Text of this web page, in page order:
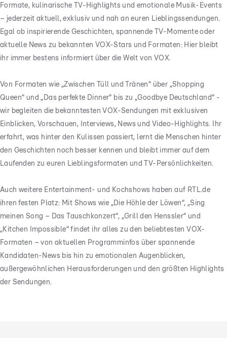
Formate, kulinarische TV-Highlights und emotionale Musik-Events
– jederzeit aktuell, exklusiv und nah an euren Lieblingssendungen.
Egal ob inspirierende Geschichten, spannende TV-Momente oder
aktuelle News zu bekannten VOX-Stars und Formaten: Hier bleibt
ihr immer bestens informiert über die Welt von VOX.
Von Formaten wie „Zwischen Tüll und Tränen“ über „Shopping
Queen“ und „Das perfekte Dinner“ bis zu „Goodbye Deutschland“ -
wir begleiten die bekanntesten VOX-Sendungen mit exklusiven
Einblicken, Vorschauen, Interviews, News und Video-Highlights. Ihr
erfahrt, was hinter den Kulissen passiert, lernt die Menschen hinter
den Geschichten noch besser kennen und bleibt immer auf dem
Laufenden zu euren Lieblingsformaten und TV-Persönlichkeiten.
Auch weitere Entertainment- und Kochshows haben auf RTL.de
ihren festen Platz: Mit Shows wie „Die Höhle der Löwen“, „Sing
meinen Song – Das Tauschkonzert“, „Grill den Henssler“ und
„Kitchen Impossible“ findet ihr alles zu den beliebtesten VOX-
Formaten – von aktuellen Programminfos über spannende
Kandidaten-News bis hin zu emotionalen Augenblicken,
außergewöhnlichen Herausforderungen und den größten Highlights
der Sendungen.